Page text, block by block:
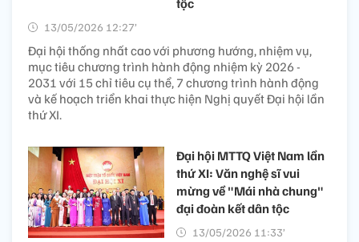
tộc
13/05/2026 12:27’
Đại hội thống nhất cao với phương hướng, nhiệm vụ,
mục tiêu chương trình hành động nhiệm kỳ 2026 -
2031 với 15 chỉ tiêu cụ thể, 7 chương trình hành động
và kế hoạch triển khai thực hiện Nghị quyết Đại hội lần
thứ XI.
Đại hội MTTQ Việt Nam lần
thứ XI: Văn nghệ sĩ vui
mừng về "Mái nhà chung"
đại đoàn kết dân tộc
13/05/2026 11:33’